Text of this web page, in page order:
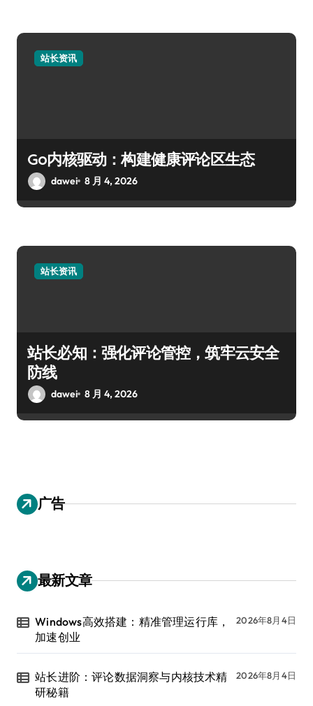
站长资讯
Go内核驱动：构建健康评论区生态
dawei 8 月 4, 2026
站长资讯
站长必知：强化评论管控，筑牢云安全
防线
dawei 8 月 4, 2026
广告
最新文章
Windows高效搭建：精准管理运行库，
加速创业
2026年8月4日
站长进阶：评论数据洞察与内核技术精
研秘籍
2026年8月4日